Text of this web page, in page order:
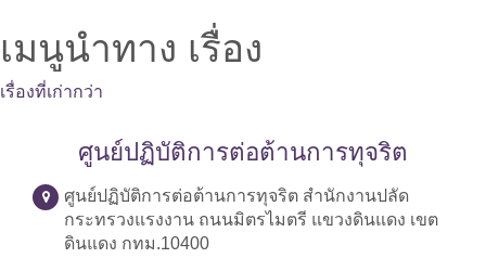
เมนูนำทาง เรื่อง
เรื่องที่เก่ากว่า
ศูนย์ปฏิบัติการต่อต้านการทุจริต
ศูนย์ปฏิบัติการต่อต้านการทุจริต สำนักงานปลัด
กระทรวงแรงงาน ถนนมิตรไมตรี แขวงดินแดง เขต
ดินแดง กทม.10400